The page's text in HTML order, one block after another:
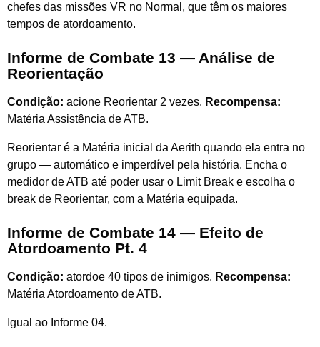
chefes das missões VR no Normal, que têm os maiores
tempos de atordoamento.
Informe de Combate 13 — Análise de
Reorientação
Condição: acione Reorientar 2 vezes. Recompensa:
Matéria Assistência de ATB.
Reorientar é a Matéria inicial da Aerith quando ela entra no
grupo — automático e imperdível pela história. Encha o
medidor de ATB até poder usar o Limit Break e escolha o
break de Reorientar, com a Matéria equipada.
Informe de Combate 14 — Efeito de
Atordoamento Pt. 4
Condição: atordoe 40 tipos de inimigos. Recompensa:
Matéria Atordoamento de ATB.
Igual ao Informe 04.